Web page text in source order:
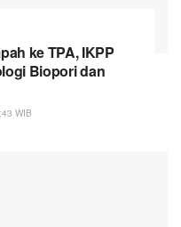
ke TPA, IKPP
Biopori dan
WIB